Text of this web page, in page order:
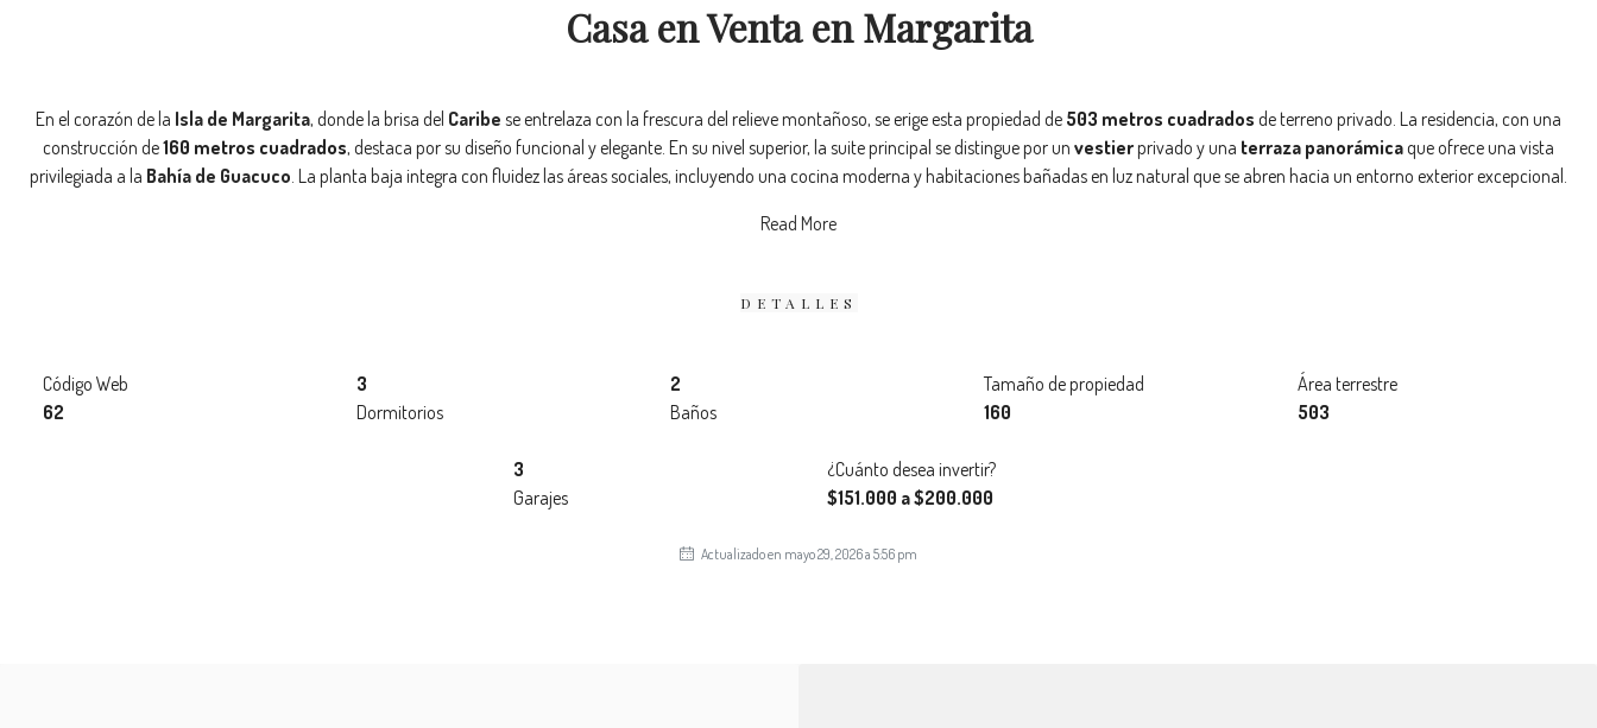
Casa en Venta en Margarita
En el corazón de la Isla de Margarita, donde la brisa del Caribe se entrelaza con la frescura del relieve montañoso, se erige esta propiedad de 503 metros cuadrados de terreno privado. La residencia, con una
construcción de160 metros cuadrados, destaca por su diseño funcional y elegante. En su nivel superior, la suite principal se distingue por un vestierprivado y una terraza panorámicaque ofrece una vista
privilegiada a la Bahía de Guacuco. La planta baja integra con fluidez las áreas sociales, incluyendo una cocina moderna y habitaciones bañadas en luz natural que se abren hacia un entorno exterior excepcional.
Read More
DETALLES
Código Web
62
3
Dormitorios
2
Baños
Tamaño de propiedad
160
Área terrestre
503
3
Garajes
¿Cuánto desea invertir?
$151.000 a $200.000
Actualizado en mayo 29, 2026 a 5:56 pm